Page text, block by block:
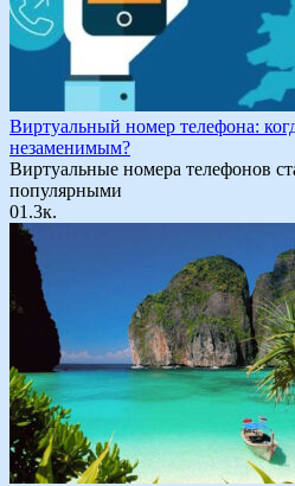
Виртуальный номер телефона:
незаменимым?
Виртуальные номера телефонов
популярными
01.3к.